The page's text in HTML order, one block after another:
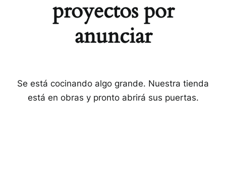
proyectos por
anunciar
Se está cocinando algo grande. Nuestra tienda
está en obras y pronto abrirá sus puertas.